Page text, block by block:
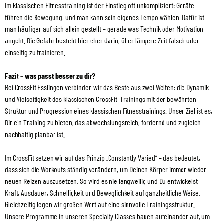
Im klassischen Fitnesstraining ist der Einstieg oft unkompliziert: Geräte
führen die Bewegung, und man kann sein eigenes Tempo wählen. Dafür ist
man häufiger auf sich allein gestellt – gerade was Technik oder Motivation
angeht. Die Gefahr besteht hier eher darin, über längere Zeit falsch oder
einseitig zu trainieren.
Fazit – was passt besser zu dir?
Bei CrossFit Esslingen verbinden wir das Beste aus zwei Welten: die Dynamik
und Vielseitigkeit des klassischen CrossFit-Trainings mit der bewährten
Struktur und Progression eines klassischen Fitnesstrainings. Unser Ziel ist es,
Dir ein Training zu bieten, das abwechslungsreich, fordernd und zugleich
nachhaltig planbar ist.
Im CrossFit setzen wir auf das Prinzip „Constantly Varied“ – das bedeutet,
dass sich die Workouts ständig verändern, um Deinen Körper immer wieder
neuen Reizen auszusetzen. So wird es nie langweilig und Du entwickelst
Kraft, Ausdauer, Schnelligkeit und Beweglichkeit auf ganzheitliche Weise.
Gleichzeitig legen wir großen Wert auf eine sinnvolle Trainingsstruktur.
Unsere Programme in unseren Specialty Classes bauen aufeinander auf, um